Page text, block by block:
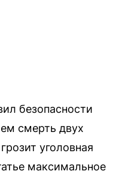
безопасности
смерть двух
уголовная
максимальное